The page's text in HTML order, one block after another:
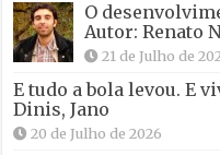
O
Autor: Renato
21 de Julho de
E tudo a bola levou. E
Dinis, Jano
20 de Julho de 2026